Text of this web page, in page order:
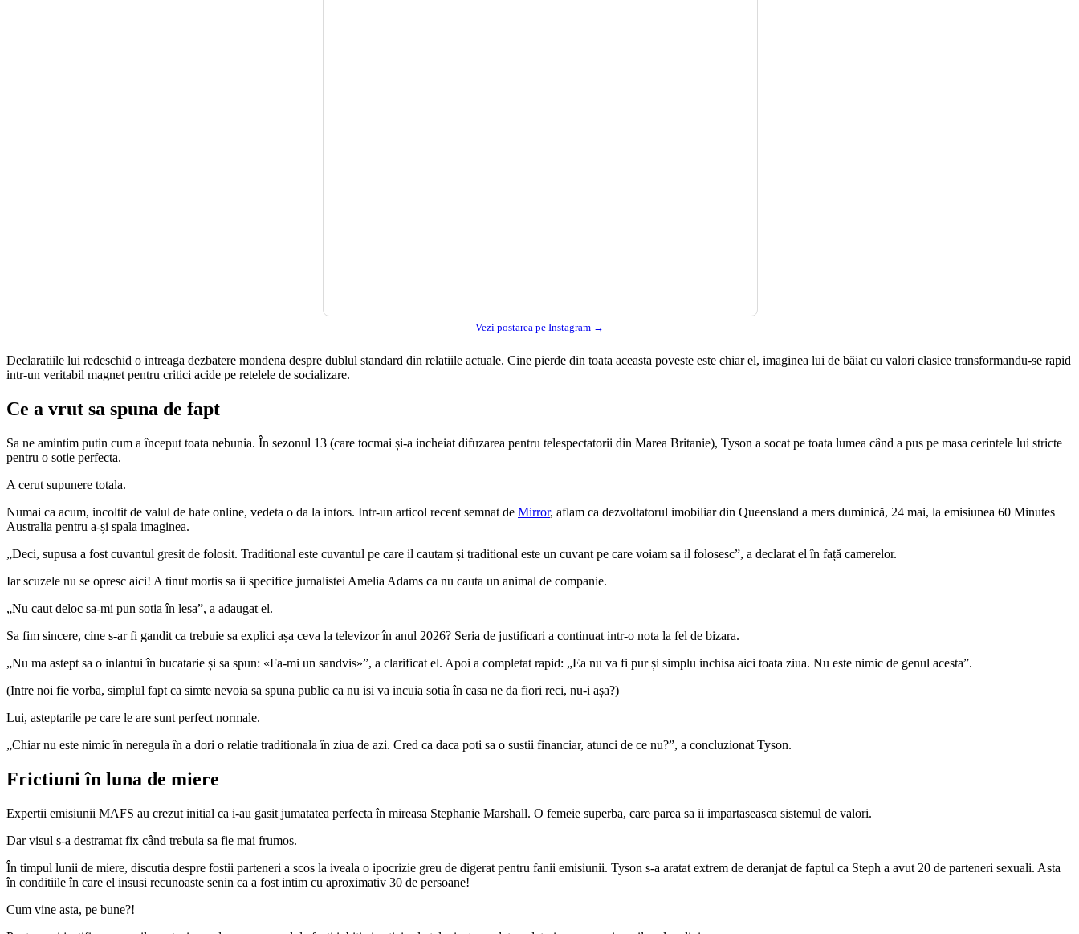
Vezi postarea pe Instagram →
Declaratiile lui redeschid o intreaga dezbatere mondena despre dublul standard din relatiile actuale. Cine pierde din toata aceasta poveste este chiar el, imaginea lui de băiat cu valori clasice transformandu-se rapid
intr-un veritabil magnet pentru critici acide pe retelele de socializare.
Ce a vrut sa spuna de fapt
Sa ne amintim putin cum a început toata nebunia. În sezonul 13 (care tocmai și-a incheiat difuzarea pentru telespectatorii din Marea Britanie), Tyson a socat pe toata lumea când a pus pe masa cerintele lui stricte
pentru o sotie perfecta.
A cerut supunere totala.
Numai ca acum, incoltit de valul de hate online, vedeta o da la intors. Intr-un articol recent semnat de Mirror, aflam ca dezvoltatorul imobiliar din Queensland a mers duminică, 24 mai, la emisiunea 60 Minutes
Australia pentru a-și spala imaginea.
„Deci, supusa a fost cuvantul gresit de folosit. Traditional este cuvantul pe care il cautam și traditional este un cuvant pe care voiam sa il folosesc”, a declarat el în față camerelor.
Iar scuzele nu se opresc aici! A tinut mortis sa ii specifice jurnalistei Amelia Adams ca nu cauta un animal de companie.
„Nu caut deloc sa-mi pun sotia în lesa”, a adaugat el.
Sa fim sincere, cine s-ar fi gandit ca trebuie sa explici așa ceva la televizor în anul 2026? Seria de justificari a continuat intr-o nota la fel de bizara.
„Nu ma astept sa o inlantui în bucatarie și sa spun: «Fa-mi un sandvis»”, a clarificat el. Apoi a completat rapid: „Ea nu va fi pur și simplu inchisa aici toata ziua. Nu este nimic de genul acesta”.
(Intre noi fie vorba, simplul fapt ca simte nevoia sa spuna public ca nu isi va incuia sotia în casa ne da fiori reci, nu-i așa?)
Lui, asteptarile pe care le are sunt perfect normale.
„Chiar nu este nimic în neregula în a dori o relatie traditionala în ziua de azi. Cred ca daca poti sa o sustii financiar, atunci de ce nu?”, a concluzionat Tyson.
Frictiuni în luna de miere
Expertii emisiunii MAFS au crezut initial ca i-au gasit jumatatea perfecta în mireasa Stephanie Marshall. O femeie superba, care parea sa ii impartaseasca sistemul de valori.
Dar visul s-a destramat fix când trebuia sa fie mai frumos.
În timpul lunii de miere, discutia despre fostii parteneri a scos la iveala o ipocrizie greu de digerat pentru fanii emisiunii. Tyson s-a aratat extrem de deranjat de faptul ca Steph a avut 20 de parteneri sexuali. Asta
în conditiile în care el insusi recunoaste senin ca a fost intim cu aproximativ 30 de persoane!
Cum vine asta, pe bune?!